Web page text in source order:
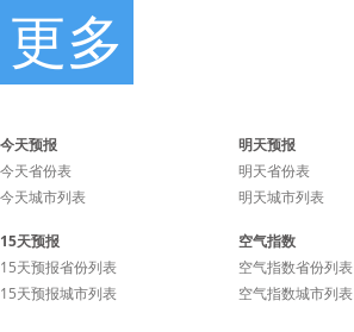
不适宜
运动
受到阵雨天气的影响，不宜
在户外运动。
更多
时景
今天预报
今天省份表
今天城市列表
明天预报
明天省份表
明天城市列表
15天预报
15天预报省份列表
15天预报城市列表
空气指数
空气指数省份列表
空气指数城市列表